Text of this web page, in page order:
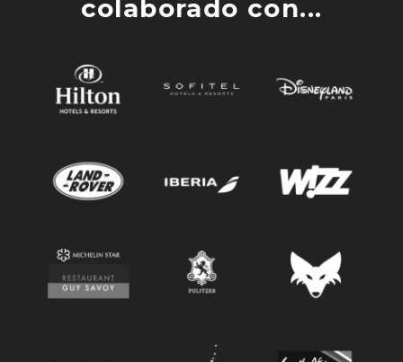
colaborado con...